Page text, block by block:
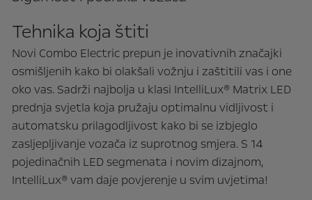
Tehnika koja štiti
Novi Combo Electric prepun je inovativnih značajki
osmišljenih kako bi olakšali vožnju i zaštitili vas i one
oko vas. Sadrži najbolja u klasi IntelliLux® Matrix LED
prednja svjetla koja pružaju optimalnu vidljivost i
automatsku prilagodljivost kako bi se izbjeglo
zasljepljivanje vozača iz suprotnog smjera. S 14
pojedinačnih LED segmenata i novim dizajnom,
IntelliLux® vam daje povjerenje u svim uvjetima!